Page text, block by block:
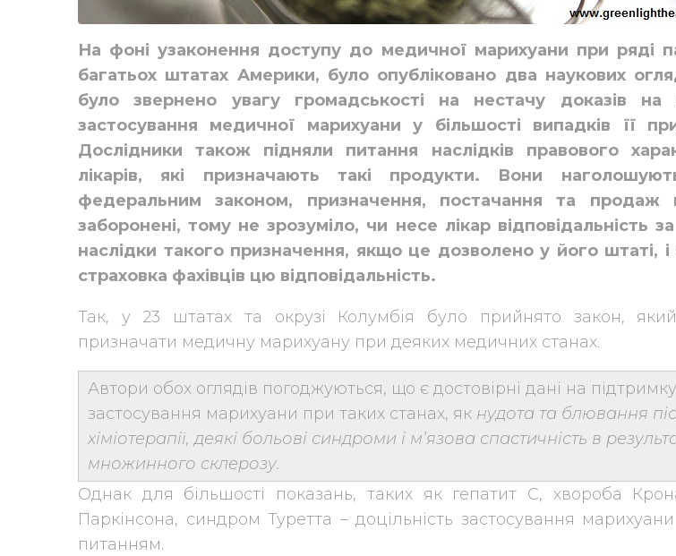
На фоні узаконення доступу до медичної марихуани при ряді
багатьох штатах Америки, було опубліковано два наукових
було звернено увагу громадськості на нестачу доказів на
застосування медичної марихуани у більшості випадків її
Дослідники також підняли питання наслідків правового
лікарів, які призначають такі продукти. Вони
федеральним законом, призначення, постачання та продаж
заборонені, тому не зрозуміло, чи несе лікар відповідальність
наслідки такого призначення, якщо це дозволено у його штаті,
страховка фахівців цю відповідальність.
Так, у 23 штатах та окрузі Колумбія було прийнято закон,
призначати медичну марихуану при деяких медичних станах.
Автори обох оглядів погоджуються, що є достовірні дані на підтримку
застосування марихуани при таких станах, як нудота та блювання
хіміотерапії, деякі больові синдроми і м’язова спастичність в
множинного склерозу.
Однак для більшості показань, таких як гепатит C, хвороба
Паркінсона, синдром Туретта – доцільність застосування
питанням.